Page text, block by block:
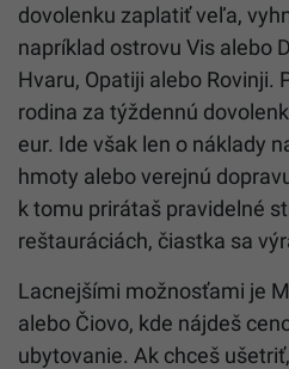
dovolenku zaplatiť veľa,
napríklad ostrovu Vis alebo
Hvaru, Opatiji alebo Rovinji.
rodina za týždennú
eur. Ide však len o náklady
hmoty alebo verejnú
k tomu prirátaš pravidelné
reštauráciách, čiastka sa
Lacnejšími možnosťami je
alebo Čiovo, kde nájdeš
ubytovanie. Ak chceš ušetriť,